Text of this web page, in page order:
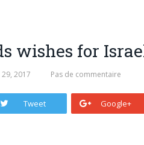
wishes for
2017 Pas de commentaire
Tweet Google+